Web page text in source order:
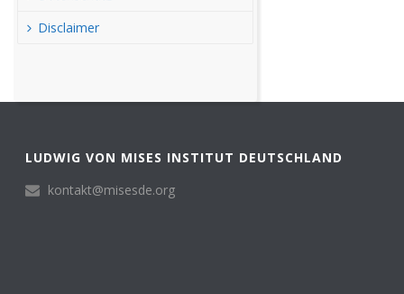
Disclaimer
LUDWIG VON MISES INSTITUT DEUTSCHLAND
kontakt@misesde.org